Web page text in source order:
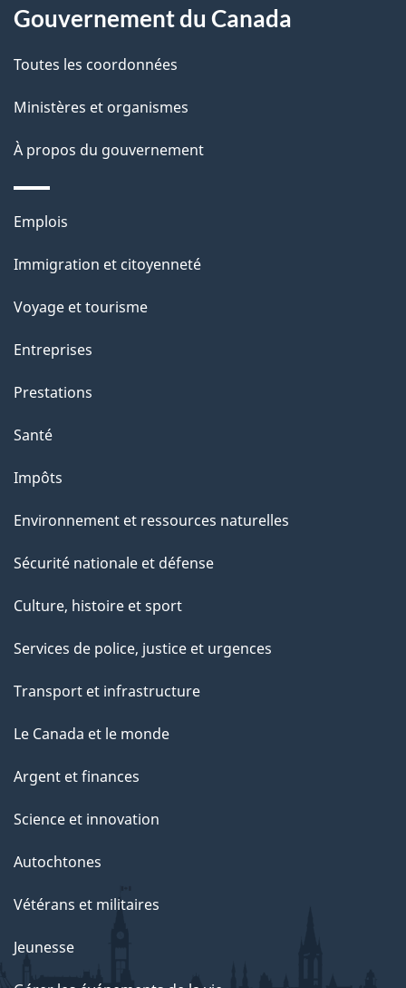
d
e
l
a
p
a
g
e
Gouvernement du Canada
Toutes les coordonnées
Ministères et organismes
À propos du gouvernement
Thèmes
sujets
Emplois
Immigration et citoyenneté
Voyage et tourisme
Entreprises
Prestations
Santé
Impôts
Environnement et ressources naturelles
Sécurité nationale et défense
Culture, histoire et sport
Services de police, justice et urgences
Transport et infrastructure
Le Canada et le monde
Argent et finances
Science et innovation
Autochtones
Vétérans et militaires
Jeunesse